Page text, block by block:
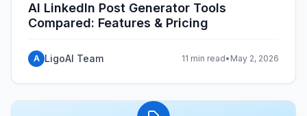
AI LinkedIn Post Generator Tools
Compared: Features & Pricing
A LigoAI Team 11 min read• May 2, 2026